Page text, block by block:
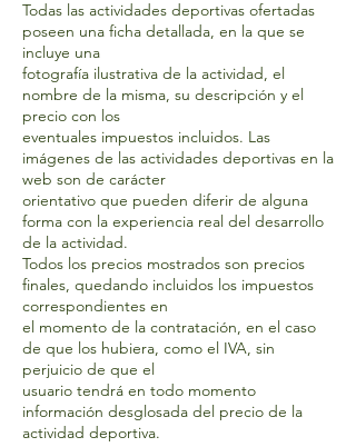
Todas las actividades deportivas ofertadas
poseen una ficha detallada, en la que se
incluye una
fotografía ilustrativa de la actividad, el
nombre de la misma, su descripción y el
precio con los
eventuales impuestos incluidos. Las
imágenes de las actividades deportivas en la
web son de carácter
orientativo que pueden diferir de alguna
forma con la experiencia real del desarrollo
de la actividad.
Todos los precios mostrados son precios
finales, quedando incluidos los impuestos
correspondientes en
el momento de la contratación, en el caso
de que los hubiera, como el IVA, sin
perjuicio de que el
usuario tendrá en todo momento
información desglosada del precio de la
actividad deportiva.